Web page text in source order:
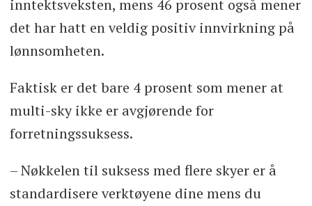
inntektsveksten, mens 46 prosent også mener
det har hatt en veldig positiv innvirkning på
lønnsomheten.
Faktisk er det bare 4 prosent som mener at
multi-sky ikke er avgjørende for
forretningssuksess.
– Nøkkelen til suksess med flere skyer er å
standardisere verktøyene dine mens du